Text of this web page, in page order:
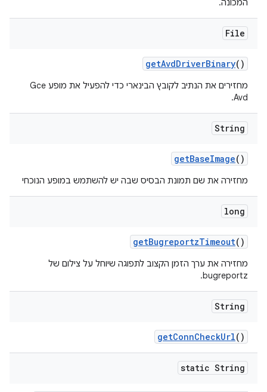
המכונה.
File
getAvdDriverBinary()
מחזירים את הנתיב לקובץ הבינארי כדי להפעיל את מופע Gce
Avd.
String
getBaseImage()
מחזירה את שם תמונת הבסיס שבה יש להשתמש במופע הנוכחי
long
getBugreportzTimeout()
מחזירה את ערך הזמן הקצוב לתפוגה שיוחל על צילום של
bugreportz.
String
getConnCheckUrl()
static String